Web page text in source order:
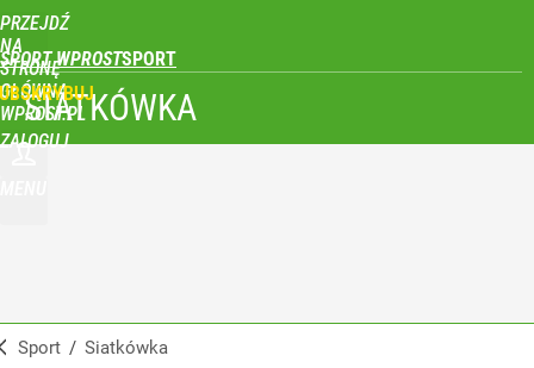
PRZEJDŹ
NA
STRONĘ
GŁÓWNĄ
WPROST.PL
SPORT WPROST
ZALOGUJ
SIATKÓWKA
Sport / Siatkówka